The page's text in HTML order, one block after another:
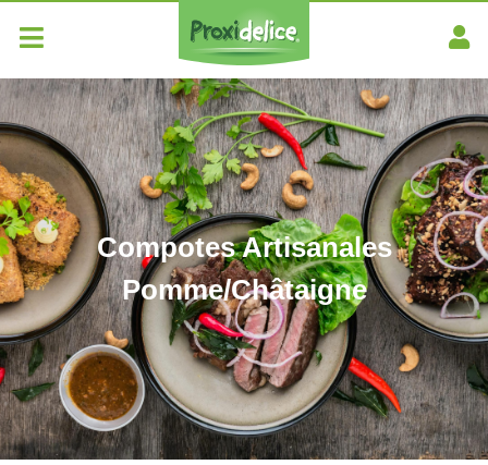
Compotes Artisanales
Pomme/Châtaigne